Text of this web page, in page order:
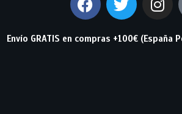
Envío GRATIS en compras +100€ (España